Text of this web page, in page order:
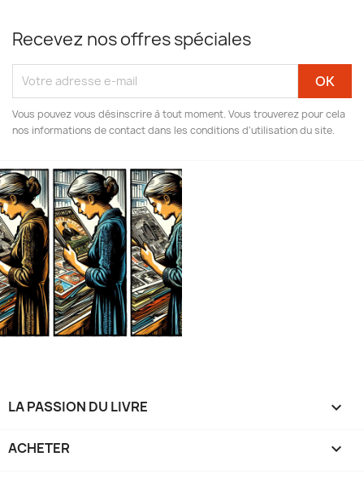
Recevez nos offres spéciales
Vous pouvez vous désinscrire à tout moment. Vous trouverez pour cela
nos informations de contact dans les conditions d'utilisation du site.
LA PASSION DU LIVRE 
ACHETER 